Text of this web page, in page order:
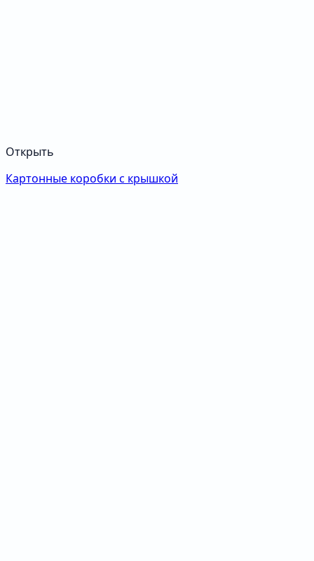
Открыть
Картонные коробки с крышкой